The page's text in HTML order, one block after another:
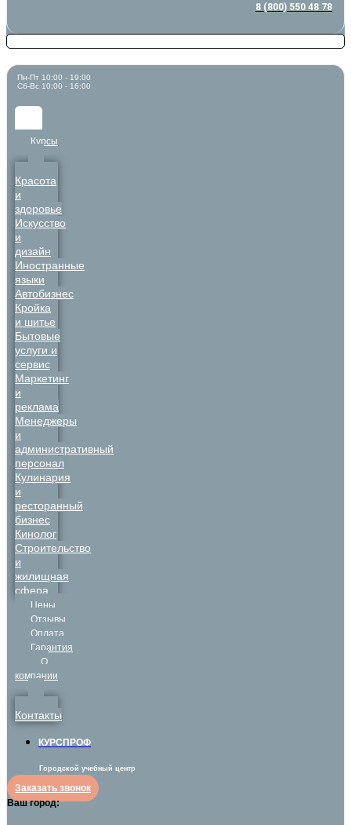
8 (800) 550 48 78
Пн-Пт 10:00 - 19:00
Сб-Вс 10:00 - 16:00
Курсы
Красота
и
здоровье
Искусство
и
дизайн
Иностранные
языки
Автобизнес
Кройка
и шитье
Бытовые
услуги и
сервис
Маркетинг
и
реклама
Менеджеры
и
административный
персонал
Кулинария
и
ресторанный
бизнес
Кинолог
Строительство
и
жилищная
сфера
Цены
Отзывы
Оплата
Гарантия
О
компании
Контакты
КУРСПРОФ
Городской учебный центр
Заказать звонок
Ваш город: